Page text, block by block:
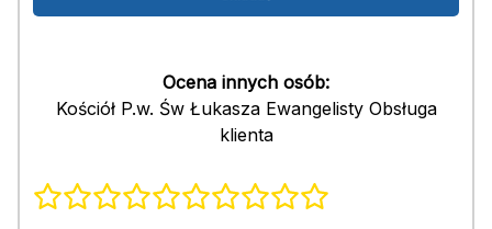
Ocena innych osób:
Kościół P.w. Św Łukasza Ewangelisty Obsługa
klienta